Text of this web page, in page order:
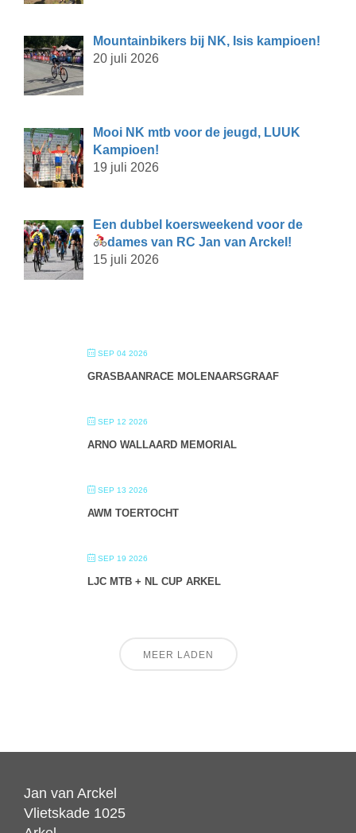
Mountainbikers bij NK, Isis kampioen!
20 juli 2026
Mooi NK mtb voor de jeugd, LUUK
Kampioen!
19 juli 2026
Een dubbel koersweekend voor de
dames van RC Jan van Arckel!
15 juli 2026
SEP 04 2026
GRASBAANRACE MOLENAARSGRAAF
SEP 12 2026
ARNO WALLAARD MEMORIAL
SEP 13 2026
AWM TOERTOCHT
SEP 19 2026
LJC MTB + NL CUP ARKEL
MEER LADEN
Jan van Arckel
Vlietskade 1025